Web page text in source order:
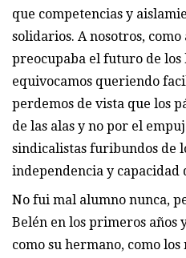
que competencias y
solidarios. A nosotros,
preocupaba el futuro de los
equivocamos queriendo
perdemos de vista que los
de las alas y no por el
sindicalistas furibundos de
independencia y capacidad
No fui mal alumno nunca,
Belén en los primeros años
como su hermano, como